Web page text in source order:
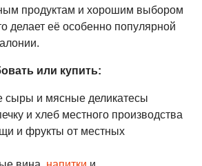
продуктам и хорошим выбором
делает её особенно популярной
или купить:
сыры и мясные деликатесы
и хлеб местного производства
и фрукты от местных